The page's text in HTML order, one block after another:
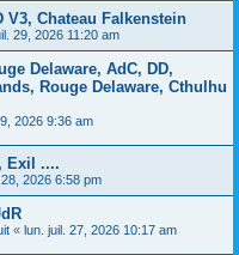
V3, Chateau Falkenstein
29, 2026 11:20 am
Delaware, AdC, DD,
Rouge Delaware, Cthulhu
2026 9:36 am
Exil ....
2026 6:58 pm
« lun. juil. 27, 2026 10:17 am